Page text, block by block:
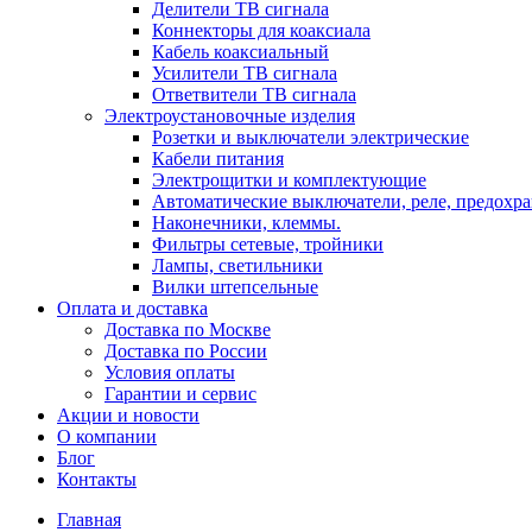
Делители ТВ сигнала
Коннекторы для коаксиала
Кабель коаксиальный
Усилители ТВ сигнала
Ответвители ТВ сигнала
Электроустановочные изделия
Розетки и выключатели электрические
Кабели питания
Электрощитки и комплектующие
Автоматические выключатели, реле,
Наконечники, клеммы.
Фильтры сетевые, тройники
Лампы, светильники
Вилки штепсельные
Оплата и доставка
Доставка по Москве
Доставка по России
Условия оплаты
Гарантии и сервис
Акции и новости
О компании
Блог
Контакты
Главная